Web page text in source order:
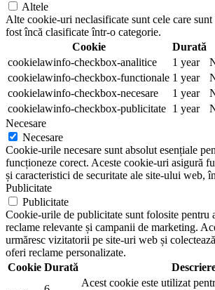
Altele
Alte cookie-uri neclasificate sunt cele care sunt
fost încă clasificate într-o categorie.
Cookie
Durată
cookielawinfo-checkbox-analitice
1 year
cookielawinfo-checkbox-functionale 1 year
cookielawinfo-checkbox-necesare
1 year
cookielawinfo-checkbox-publicitate 1 year
Necesare
Necesare
Cookie-urile necesare sunt absolut esențiale
funcționeze corect. Aceste cookie-uri asigură
și caracteristici de securitate ale site-ului web,
Publicitate
Publicitate
Cookie-urile de publicitate sunt folosite pentru
reclame relevante și campanii de marketing.
urmăresc vizitatorii pe site-uri web și
oferi reclame personalizate.
Cookie Durată
Acest cookie este utilizat